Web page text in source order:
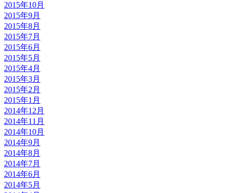
2015年10月
2015年9月
2015年8月
2015年7月
2015年6月
2015年5月
2015年4月
2015年3月
2015年2月
2015年1月
2014年12月
2014年11月
2014年10月
2014年9月
2014年8月
2014年7月
2014年6月
2014年5月